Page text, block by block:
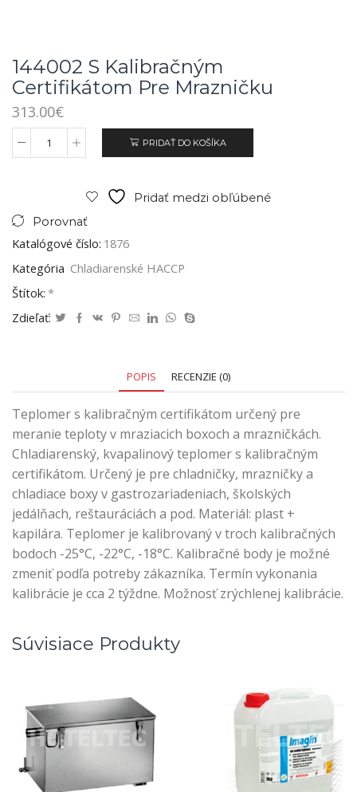
144002 S Kalibračným
Certifikátom Pre Mrazničku
313.00€
PRIDAŤ DO KOŠÍKA
Pridať medzi obľúbené
Porovnať
Katalógové číslo: 1876
Kategória Chladiarenské HACCP
Štítok: *
Zdieľať:
POPIS RECENZIE (0)
Teplomer s kalibračným certifikátom určený pre
meranie teploty v mraziacich boxoch a mrazničkách.
Chladiarenský, kvapalinový teplomer s kalibračným
certifikátom. Určený je pre chladničky, mrazničky a
chladiace boxy v gastrozariadeniach, školských
jedálňach, reštauráciách a pod. Materiál: plast +
kapilára. Teplomer je kalibrovaný v troch kalibračných
bodoch -25°C, -22°C, -18°C. Kalibračné body je možné
zmeniť podľa potreby zákazníka. Termín vykonania
kalibrácie je cca 2 týždne. Možnosť zrýchlenej kalibrácie.
Súvisiace Produkty